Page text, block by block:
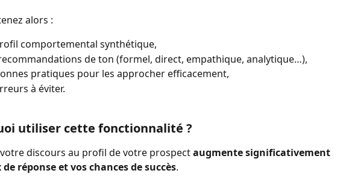
alors :
comportemental synthétique,
de ton (formel, direct, empathique, analytique…),
pratiques pour les approcher efficacement,
à éviter.
utiliser cette fonctionnalité ?
discours au profil de votre prospect augmente significativement
réponse et vos chances de succès.